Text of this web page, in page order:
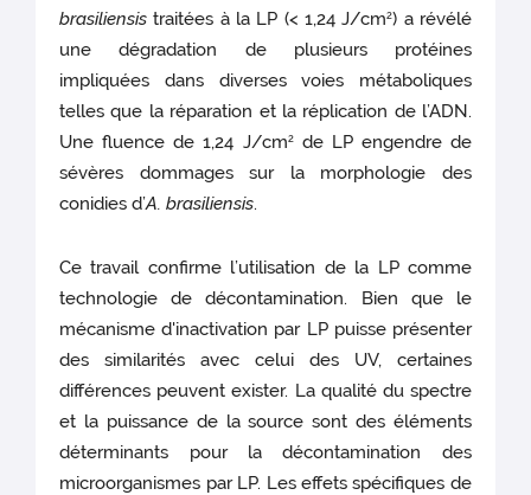
brasiliensis traitées à la LP (< 1,24 J/cm2) a révélé
une dégradation de plusieurs protéines
impliquées dans diverses voies métaboliques
telles que la réparation et la réplication de l’ADN.
Une fluence de 1,24 J/cm2de LP engendre de
sévères dommages sur la morphologie des
conidies d’A. brasiliensis.
Ce travail confirme l’utilisation de la LP comme
technologie de décontamination. Bien que le
mécanisme d'inactivation par LP puisse présenter
des similarités avec celui des UV, certaines
différences peuvent exister. La qualité du spectre
et la puissance de la source sont des éléments
déterminants pour la décontamination des
microorganismes par LP. Les effets spécifiques de